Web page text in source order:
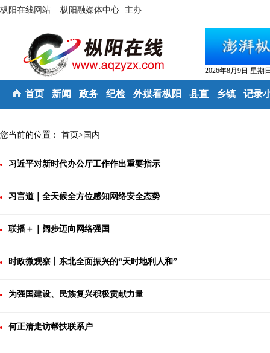
枞阳在线网站 | 枞阳融媒体中心 主办
2026年8月9日 星期
首页 新闻 政务 纪检 外媒看枞阳 县直 乡镇 记录
您当前的位置： 首页>国内
习近平对新时代办公厅工作作出重要指示
习言道｜全天候全方位感知网络安全态势
联播＋｜阔步迈向网络强国
时政微观察丨东北全面振兴的“天时地利人和”
为强国建设、民族复兴积极贡献力量
何正清走访帮扶联系户